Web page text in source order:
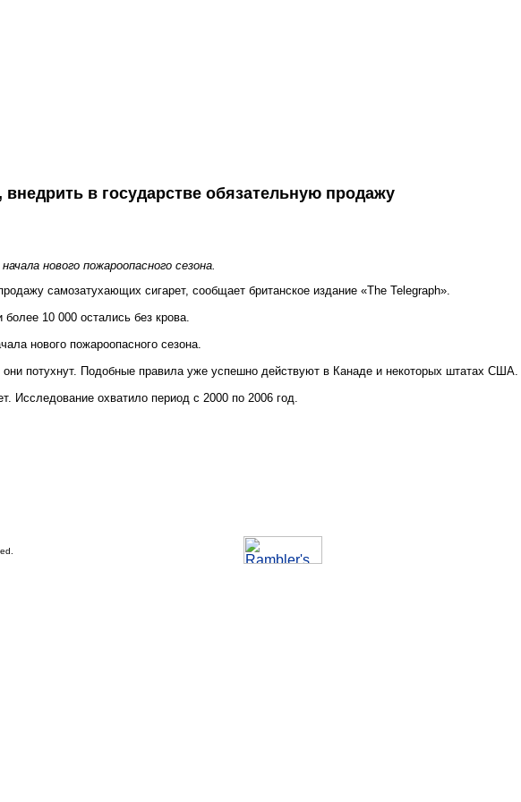
в государстве обязательную продажу
нового пожароопасного сезона.
самозатухающих сигарет, сообщает британское издание «The Telegraph».
10 000 остались без крова.
нового пожароопасного сезона.
потухнут. Подобные правила уже успешно действуют в Канаде и некоторых штатах США.
Исследование охватило период с 2000 по 2006 год.